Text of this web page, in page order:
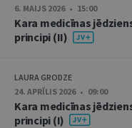
6. MAIJS 2026 • 15:00
Kara medicīnas
principi (II)
LAURA GRODZE
24. APRĪLIS 2026 • 09:00
Kara medicīnas
principi (I)